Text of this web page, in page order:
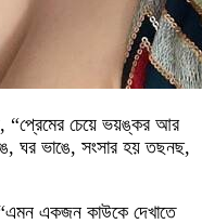
“প্রেমের চেয়ে ভয়ঙ্কর আর
ঘর ভাঙে, সংসার হয় তছনছ,
একজন কাউকে দেখাতে